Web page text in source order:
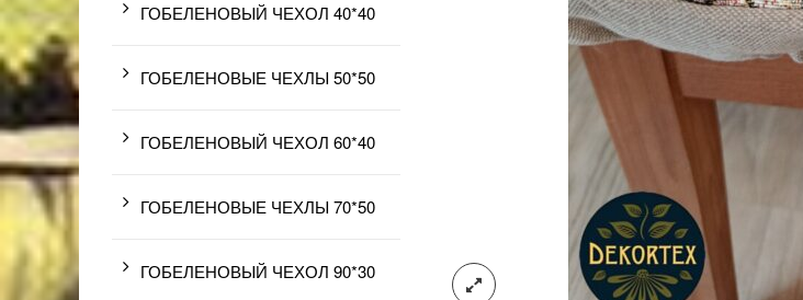
ГОБЕЛЕНОВЫЙ ЧЕХОЛ 40*40
ГОБЕЛЕНОВЫЕ ЧЕХЛЫ 50*50
ГОБЕЛЕНОВЫЙ ЧЕХОЛ 60*40
ГОБЕЛЕНОВЫЕ ЧЕХЛЫ 70*50
ГОБЕЛЕНОВЫЙ ЧЕХОЛ 90*30